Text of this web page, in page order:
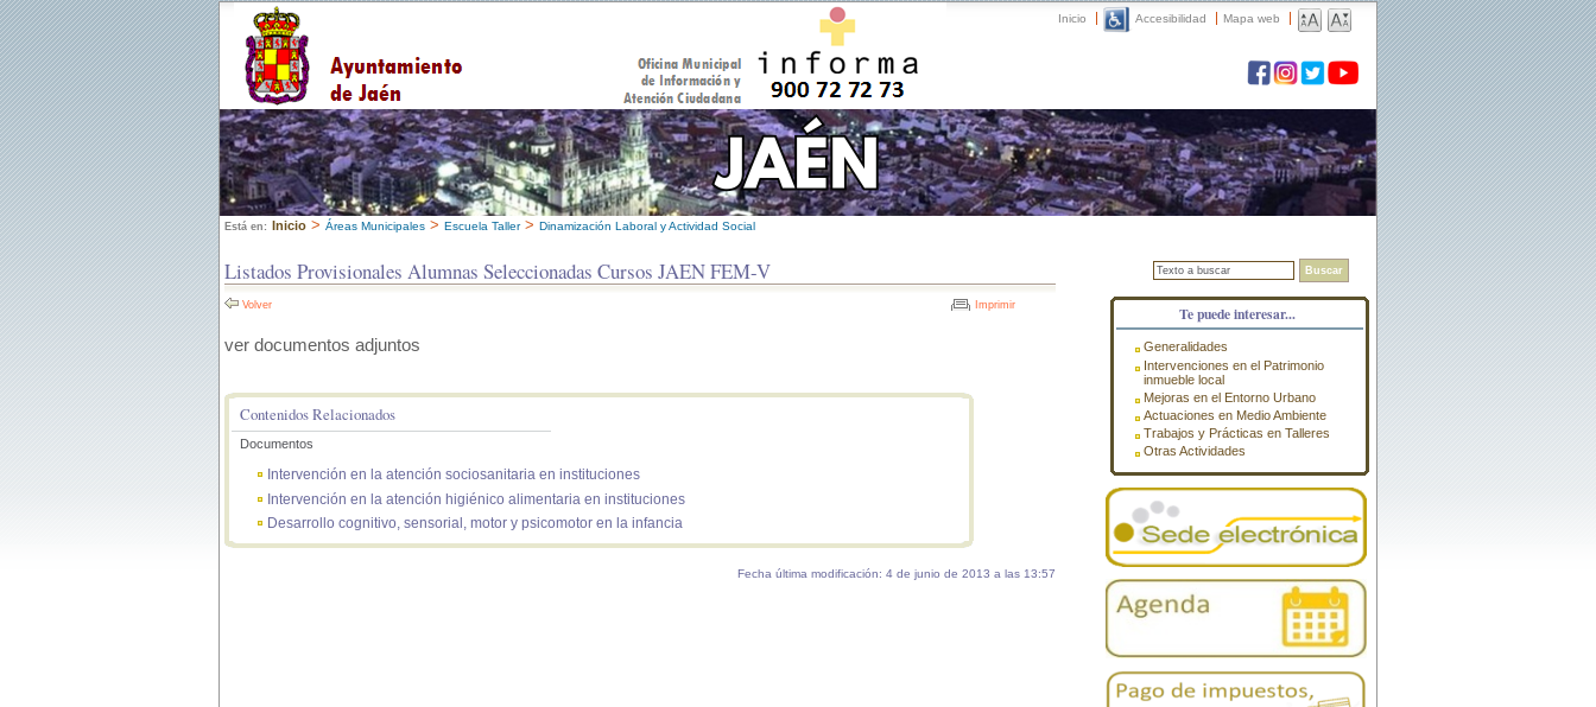
Inicio Accesibilidad Mapa web
Está en: Inicio > Áreas Municipales > Escuela Taller> Dinamización Laboral y Actividad Social
Listados Provisionales Alumnas Seleccionadas Cursos JAEN FEM-V
Volver Imprimir
ver documentos adjuntos
Contenidos Relacionados
Documentos
Intervención en la atención sociosanitaria en instituciones
Intervención en la atención higiénico alimentaria en instituciones
Desarrollo cognitivo, sensorial, motor y psicomotor en la infancia
Fecha última modificación: 4 de junio de 2013 a las 13:57
Buscar
Te puede interesar...
Generalidades
Intervenciones en el Patrimonio
inmueble local
Mejoras en el Entorno Urbano
Actuaciones en Medio Ambiente
Trabajos y Prácticas en Talleres
Otras Actividades